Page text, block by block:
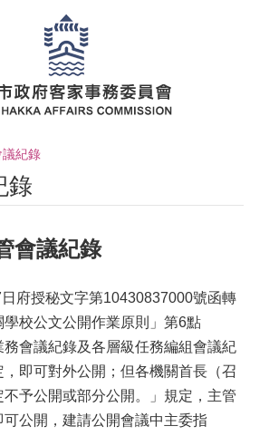
紀錄
錄
會議紀錄
府授秘文字第10430837000號函轉
學校公文公開作業原則」第6點
務會議紀錄及各層級任務編組會議紀
即可對外公開；但各機關首長（召
予公開或部分公開。」規定，主管
公開，建請公開會議中主委指